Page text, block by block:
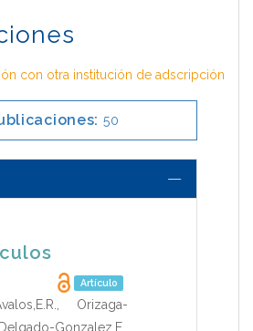
con otra institución de adscripción
50
Artículo
Orizaga-
Delgado-Gonzalez,E.